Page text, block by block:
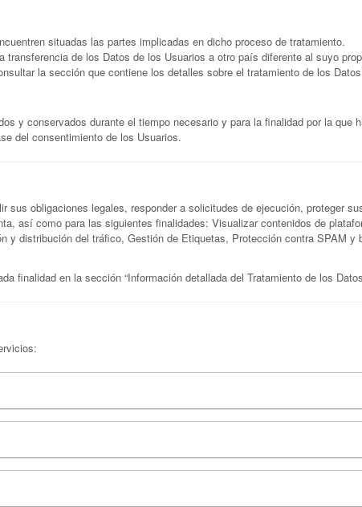
situadas las partes implicadas en dicho proceso de tratamiento.
de los Datos de los Usuarios a otro país diferente al suyo
la sección que contiene los detalles sobre el tratamiento de los
y conservados durante el tiempo necesario y para la finalidad por la que
del consentimiento de los Usuarios.
obligaciones legales, responder a solicitudes de ejecución, proteger
así como para las siguientes finalidades: Visualizar contenidos de
distribución del tráfico, Gestión de Etiquetas, Protección contra SPAM y
finalidad en la sección “Información detallada del Tratamiento de los